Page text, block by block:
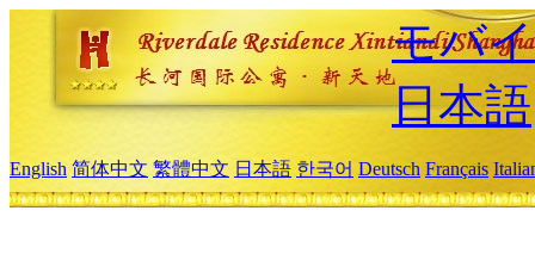
モバ
日本語
English 简体中文 繁體中文 日本語 한국어 Deutsch Français